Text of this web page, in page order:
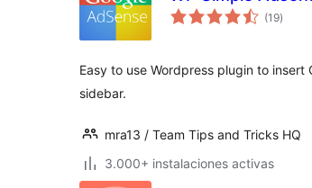
(19en
)
Easy to use Wordpress plugin to
sidebar.
mra13 / Team Tips and Tricks HQ
3.000+ instalaciones activas